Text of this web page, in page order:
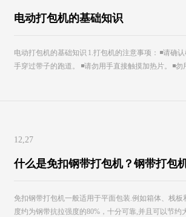
电动打包机的基础知识
电动打包机的基础知识 1.打包机的注意事项： ◾请确
手穿过带子的跑道。 ◾请勿用手直接触摸加热片。
12,27
什么是免扣钢带打包机？钢带打包
免扣钢带打包机一般适用于平面包装.例如箱体、栈
度约为钢带抗拉强度的80%，十分可靠,并且可以节